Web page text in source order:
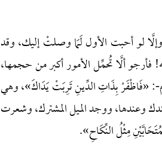
لو أحبت الأول لَمَا وصلتْ إليك، وقد
فأرجو ألَّا تُحمِّل الأمور أكبر من حجمها،
: «فَاظْفَرْ بِذَاتِ الدِّينِ تَرِبَتْ يَدَاكَ»، وهي
وعندها، ووجد الميل المشترك، وشعرت
مِثْلُ النِّكَاحِ».